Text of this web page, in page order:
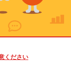
ください